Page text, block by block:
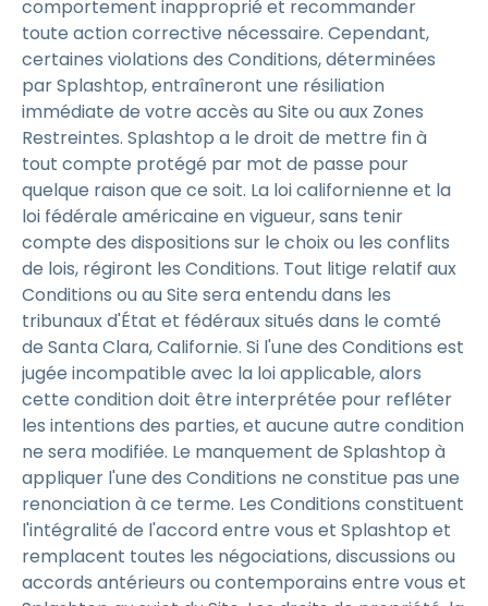
comportement inapproprié et recommander
toute action corrective nécessaire. Cependant,
certaines violations des Conditions, déterminées
par Splashtop, entraîneront une résiliation
immédiate de votre accès au Site ou aux Zones
Restreintes. Splashtop a le droit de mettre fin à
tout compte protégé par mot de passe pour
quelque raison que ce soit. La loi californienne et la
loi fédérale américaine en vigueur, sans tenir
compte des dispositions sur le choix ou les conflits
de lois, régiront les Conditions. Tout litige relatif aux
Conditions ou au Site sera entendu dans les
tribunaux d'État et fédéraux situés dans le comté
de Santa Clara, Californie. Si l'une des Conditions est
jugée incompatible avec la loi applicable, alors
cette condition doit être interprétée pour refléter
les intentions des parties, et aucune autre condition
ne sera modifiée. Le manquement de Splashtop à
appliquer l'une des Conditions ne constitue pas une
renonciation à ce terme. Les Conditions constituent
l'intégralité de l'accord entre vous et Splashtop et
remplacent toutes les négociations, discussions ou
accords antérieurs ou contemporains entre vous et